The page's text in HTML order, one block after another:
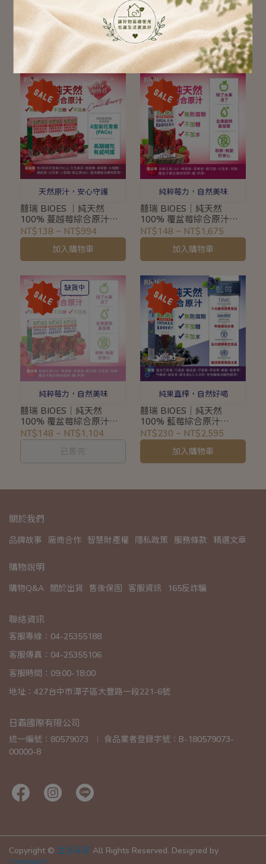
囍瑞 BIOES ｜純天然
100% 蘋果汁原汁 200ml
3入｜原汁無加糖無加水
#004009
NT$173~NT$1,387
已售完
囍瑞 BIOES ｜純天然
100% 蘋果汁原汁 1000ml
｜原汁無加糖無加水
#004008
NT$166~ NT$1,990
加入購物車
天然原汁，安心守護
囍瑞 BIOES ｜純天然
100% 蔓越莓綜合原汁
200ml 3入｜原汁無加糖無
加水#004007
NT$138 ~ NT$994
加入購物車
純粹莓力，自然美味
囍瑞 BIOES｜純天然
100% 覆盆莓綜合原汁
1000ml｜原汁無加糖無加
水#004010
NT$148 ~ NT$1,675
加入購物車
缺貨中
純粹莓力，自然美味
囍瑞 BIOES｜純天然
100% 覆盆莓綜合原汁
200ml 3入｜原汁無加糖無
加水#004011
NT$148 ~ NT$1,104
已售完
純果直榨，自然好喝
囍瑞 BIOES｜純天然
100% 藍莓綜合原汁
1000ml｜保留鮮榨營養
#004012
NT$230 ~ NT$2,595
加入購物車
關於我們
品牌故事 廠商合作 智慧財產權 隱私政策 服務條款 精選文章
購物說明
購物Q&A 關於出貨 售後保固 客服資訊 165反詐騙
聯絡資訊
客服專線：04-25355188
客服傳真：04-25355106
客服時間：09:00-18:00
地址：427台中市潭子區大豐路一段221-6號
日霸國際有限公司
統一編號：80579073  ︱ 食品業者登錄字號：B-180579073-
00000-8
Copyright © 生活采家 All Rights Reserved. Designed by